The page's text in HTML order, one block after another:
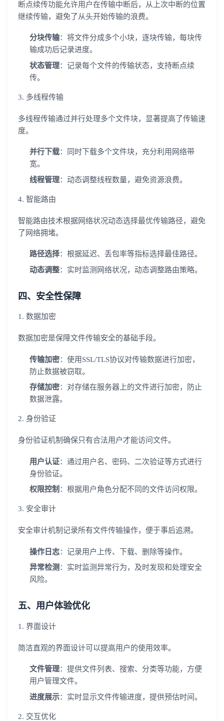
断点续传功能允许用户在传输中断后，从上次中断的位置
继续传输，避免了从头开始传输的浪费。
分块传输：将文件分成多个小块，逐块传输，每块传
输成功后记录进度。
状态管理：记录每个文件的传输状态，支持断点续
传。
3. 多线程传输
多线程传输通过并行处理多个文件块，显著提高了传输速
度。
并行下载：同时下载多个文件块，充分利用网络带
宽。
线程管理：动态调整线程数量，避免资源浪费。
4. 智能路由
智能路由技术根据网络状况动态选择最优传输路径，避免
了网络拥堵。
路径选择：根据延迟、丢包率等指标选择最佳路径。
动态调整：实时监测网络状况，动态调整路由策略。
四、安全性保障
1. 数据加密
数据加密是保障文件传输安全的基础手段。
传输加密：使用SSL/TLS协议对传输数据进行加密，
防止数据被窃取。
存储加密：对存储在服务器上的文件进行加密，防止
数据泄露。
2. 身份验证
身份验证机制确保只有合法用户才能访问文件。
用户认证：通过用户名、密码、二次验证等方式进行
身份验证。
权限控制 ：根据用户角色分配不同的文件访问权限。
3. 安全审计
安全审计机制记录所有文件传输操作，便于事后追溯。
操作日志：记录用户上传、下载、删除等操作。
异常检测 ：实时监测异常行为，及时发现和处理安全
风险。
五、用户体验优化
1. 界面设计
简洁直观的界面设计可以提高用户的使用效率。
文件管理：提供文件列表、搜索、分类等功能，方便
用户管理文件。
进度展示：实时显示文件传输进度，提供预估时间。
2. 交互优化